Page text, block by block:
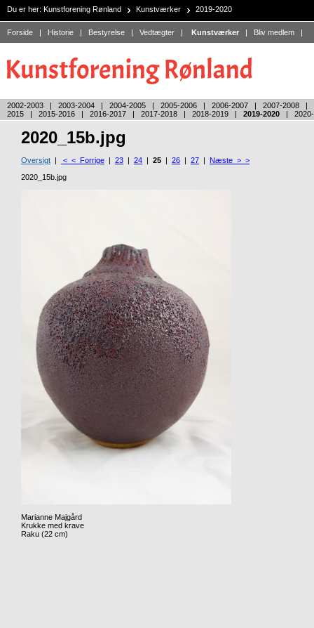
Du er her: Kunstforening Rønland Kunstværker 2019-2020
Forside | Historie | Bestyrelse | Vedtægter | Kunstværker | Bliv medlem |
2002-2003 | 2003-2004 | 2004-2005 | 2005-2006 | 2006-2007 | 2007-2008 |
2015 | 2015-2016 | 2016-2017 | 2017-2018 | 2018-2019 | 2019-2020 |
2020_15b.jpg
Oversigt | < < Forrige | 23 | 24 | 25 | 26 | 27 | Næste > >
2020_15b.jpg
Marianne Majgård
Krukke med krave
Raku (22 cm)